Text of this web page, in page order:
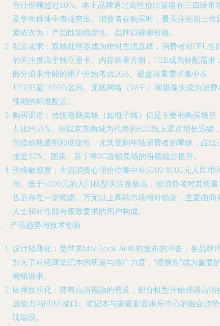
合计份额超过60%。本土品牌通过高性价比策略在三四级市
及学生群体中表现突出。消费者在购买时，最关注的前三位
素依次为：产品性能稳定性、品牌口碑和价格。
配置需求：双核处理器成为绝对主流选择，消费者对CPU性
的关注度高于独立显卡。内存容量方面，1GB成为标配需求
部分追求性能的用户开始考虑2GB。硬盘容量需求集中在
120GB至160GB区间。无线网络（Wi-Fi）和摄像头成为消费
预期的标准配置。
购买渠道：传统电脑卖场（如电子城）仍是主要的购买场所
占比约55%。但以京东商城为代表的B2C线上渠道增长迅猛
凭借价格透明和便捷性，尤其受到年轻消费者的青睐，占比
接近20%。国美、苏宁等3C连锁卖场的份额稳步提升。
价格敏感度：主流消费心理价位集中在5000-8000元人民币
间。低于5000元的入门机型关注度极高，但消费者对其质
售后存在一定顾虑。万元以上高端市场相对稳定，主要由商
人士和对性能有极致要求的用户构成。
产品趋势与技术创新
设计轻薄化：受苹果MacBook Air年初发布的冲击，各品牌
加大了对轻薄笔记本的研发与推广力度，“便携性”成为重要
营销诉求。
应用娱乐化：随着高清视频的普及，部分机型开始强调高清
放能力与HDMI接口。笔记本与家庭影音娱乐中心的融合趋
现端倪。